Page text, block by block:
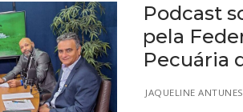
HOME
FAPERON
SENAR
Podcast
pela
Pecuária
JAQUELINE